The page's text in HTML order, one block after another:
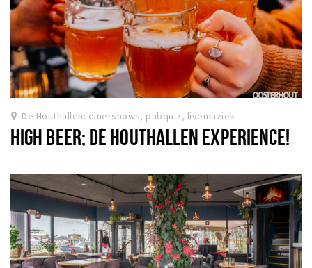
De Houthallen: dinershows, pubquiz, livemuziek
HIGH BEER; DÉ HOUTHALLEN EXPERIENCE!